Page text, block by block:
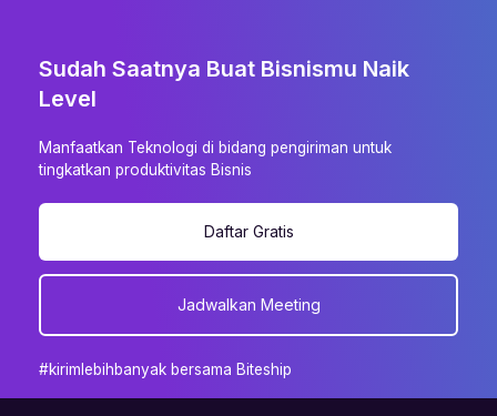
Sudah Saatnya Buat Bisnismu Naik
Level
Manfaatkan Teknologi di bidang pengiriman untuk
tingkatkan produktivitas Bisnis
Daftar Gratis
Jadwalkan Meeting
#kirimlebihbanyak bersama Biteship